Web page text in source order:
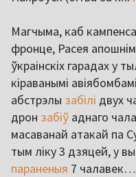
Магчыма, каб
фронце, Расея
ўкраінскіх гарадах у
кіраванымі
абстрэлы забілі двух
дрон забіў аднаго
масаванай атакай па
тым ліку 3 дзяцей, у
параненыя 7 чалавек…